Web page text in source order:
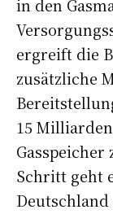
in den
ergreift die
zusätzliche
15
Schritt geht